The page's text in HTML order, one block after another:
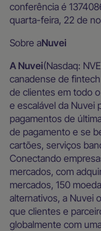
conferência é
quarta-feira, 22 de
‍Sobre aNuvei
‍A Nuvei(Nasdaq:
canadense de
de clientes em todo
e escalável da Nuvei
pagamentos de
de pagamento e se
cartões, serviços
Conectando
mercados, com
mercados, 150
alternativos, a Nuvei
que clientes e
globalmente com